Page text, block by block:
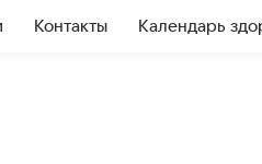
Контакты Календарь